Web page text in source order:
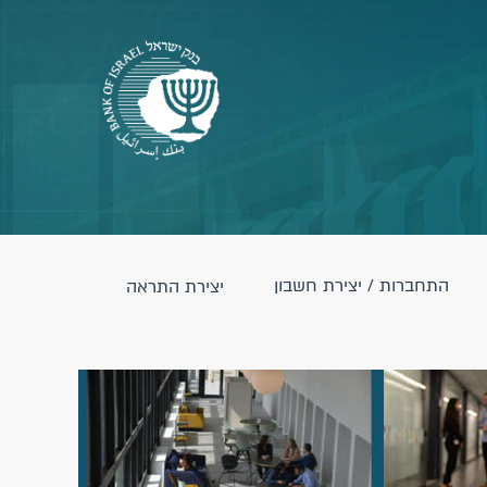
יצירת התראה התחברות / יצירת חשבון